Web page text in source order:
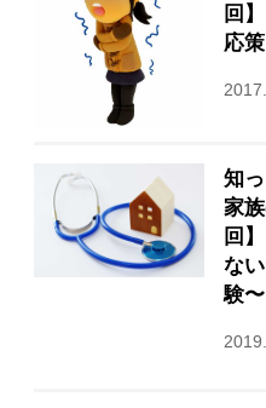
回
応策
知
家
回
な
験〜